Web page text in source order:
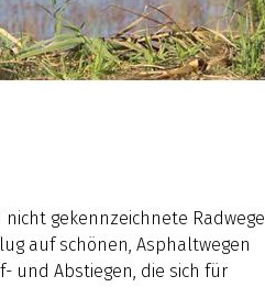
gekennzeichnete Radwege
auf schönen, Asphaltwegen
und Abstiegen, die sich für